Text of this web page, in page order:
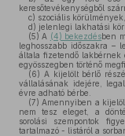
keresőtevékenységből
c) szociális
d) jelenlegi lakhatási
(5) A (4) bekezdésben
leghosszabb időszakra –
általa fizetendő lakbérnek
egyösszegben történő
(6) A kijelölt bérlő
vállalásának idejére,
évre adható bérbe.
(7) Amennyiben a
nem tesz eleget, a
sorolási szempontok
tartalmazó - listáról a